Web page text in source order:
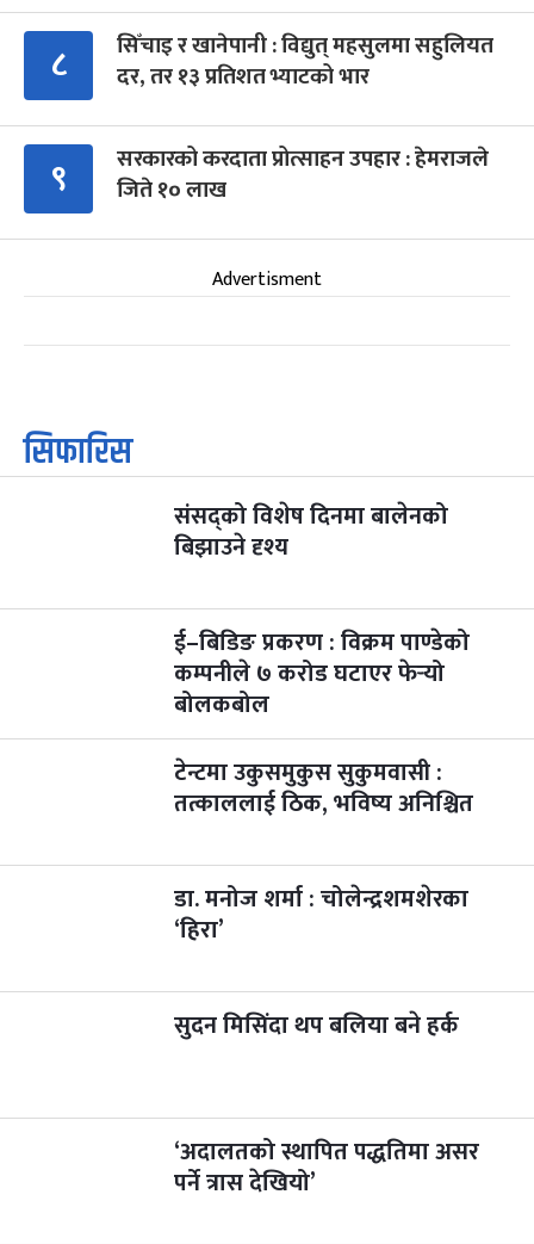
८
सिँचाइ र खानेपानी : विद्युत् महसुलमा सहुलियत
दर, तर १३ प्रतिशत भ्याटको भार
९
सरकारको करदाता प्रोत्साहन उपहार : हेमराजले
जिते १० लाख
Advertisment
सिफारिस
संसद्को विशेष दिनमा बालेनको
बिझाउने दृश्य
ई–बिडिङ प्रकरण : विक्रम पाण्डेको
कम्पनीले ७ करोड घटाएर फेर्‍यो
बोलकबोल
टेन्टमा उकुसमुकुस सुकुमवासी :
तत्काललाई ठिक, भविष्य अनिश्चित
डा. मनोज शर्मा : चोलेन्द्रशमशेरका
‘हिरा’
सुदन मिसिंदा थप बलिया बने हर्क
‘अदालतको स्थापित पद्धतिमा असर
पर्ने त्रास देखियो’